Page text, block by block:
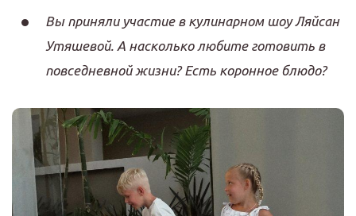
Вы приняли участие в кулинарном шоу Ляйсан
Утяшевой. А насколько любите готовить в
повседневной жизни? Есть коронное блюдо?